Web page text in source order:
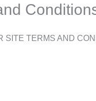
SITE TERMS AND